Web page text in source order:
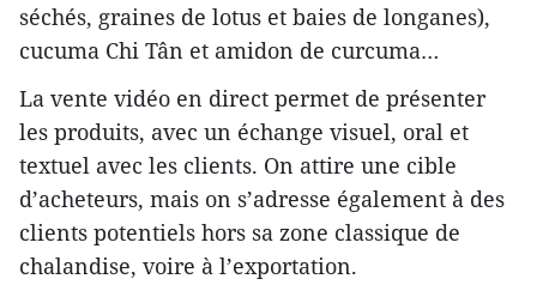
séchés, graines de lotus et baies de longanes),
cucuma Chi Tân et amidon de curcuma…
La vente vidéo en direct permet de présenter
les produits, avec un échange visuel, oral et
textuel avec les clients. On attire une cible
d’acheteurs, mais on s’adresse également à des
clients potentiels hors sa zone classique de
chalandise, voire à l’exportation.